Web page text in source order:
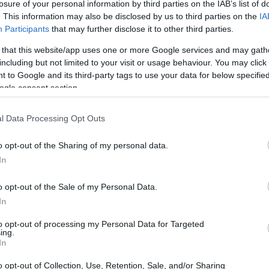
of your personal information by third parties on the IAB’s list of
This information may also be disclosed by us to third parties on the
Participants that may further disclose it to other third parties.
that this website/app uses one or more Google services and may
but not limited to your visit or usage behaviour. You may
to Google and its third-party tags to use your data for below
consent section.
Data Processing Opt Outs
opt-out of the Sharing of my personal data.
opt-out of the Sale of my Personal Data.
opt-out of processing my Personal Data for Targeted
opt-out of Collection, Use, Retention, Sale, and/or Sharing
Tecnologico
un insieme di processi attraverso cui la
si spostano dal mondo della ricerca a
per rendere le innovazioni
le piccole e medie imprese (PMI)
nel campo dell’innovazione.